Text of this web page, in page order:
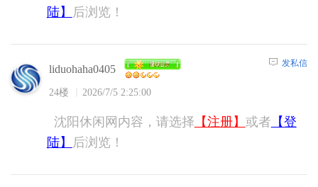
陆】
后浏览！
liduohaha0405
24楼 2026/7/5 2:25:00
发私信
沈阳休闲网内容，请选择 【注册】 或者 【登
陆】
后浏览！